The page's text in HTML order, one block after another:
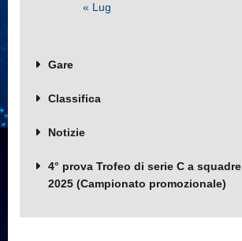
« Lug
Gare
Classifica
Notizie
4° prova Trofeo di serie C a squadre
2025 (Campionato promozionale)